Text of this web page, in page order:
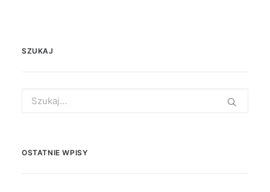
SZUKAJ
for:
OSTATNIE WPISY